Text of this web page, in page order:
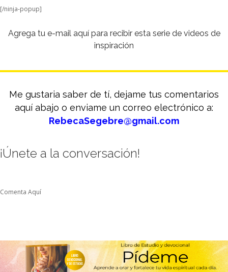
[/ninja-popup]
Agrega tu e-mail aquí para recibir esta serie de videos de
inspiración
Me gustaria saber de tí, dejame tus comentarios
aquí abajo o enviame un correo electrónico a:
RebecaSegebre@gmail.com
¡Únete a la conversación!
Comenta Aquí